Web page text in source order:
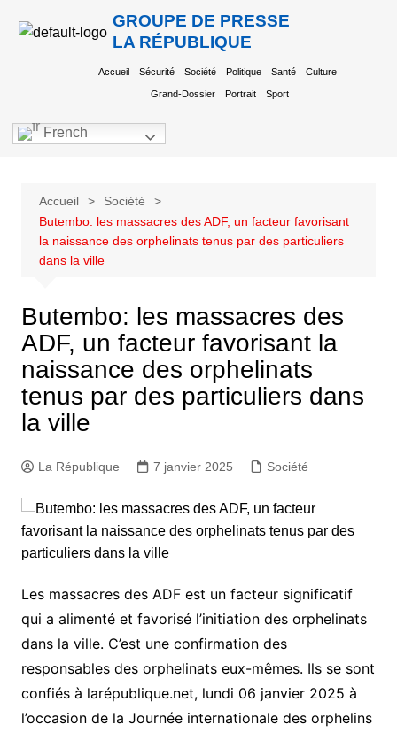
GROUPE DE PRESSE
LA RÉPUBLIQUE
Accueil Sécurité Société Politique Santé Culture
Grand-Dossier Portrait Sport
French
Accueil
Société
Butembo: les massacres des ADF, un facteur favorisant
la naissance des orphelinats tenus par des particuliers
dans la ville
Butembo: les massacres des
ADF, un facteur favorisant la
naissance des orphelinats
tenus par des particuliers dans
la ville
La République 7 janvier 2025 Société
Les massacres des ADF est un facteur significatif
qui a alimenté et favorisé l’initiation des orphelinats
dans la ville. C’est une confirmation des
responsables des orphelinats eux-mêmes. Ils se sont
confiés à larépublique.net, lundi 06 janvier 2025 à
l’occasion de la Journée internationale des orphelins